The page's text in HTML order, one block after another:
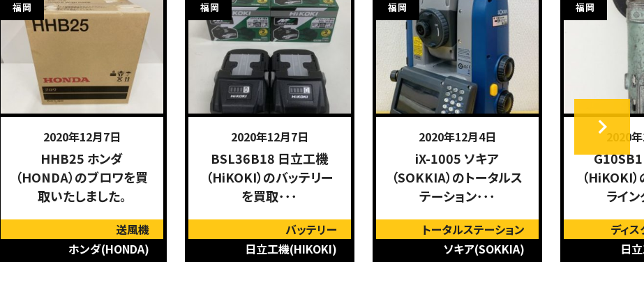
福岡
2020年12月7日
BSL36B18 日立工機
（HiKOKI）のバッテリー
を買取･･･
バッテリー
日立工機(HIKOKI)
福岡
2020年12月4日
iX-1005 ソキア
（SOKKIA）のトータルス
テーション･･･
トータルステーション
ソキア(SOKKIA)
福岡
2020年12月4日
G10SB1 日立工機
（HiKOKI）のディスクグ
ラインダー･･･
ディスクグラインダー
日立工機(HIKOKI)
福岡
2020
TE10 ヒル
のハンマ
た